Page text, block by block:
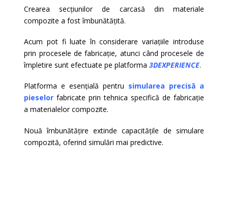
Crearea secțiunilor de carcasă din materiale
compozite a fost îmbunătățită.
Acum pot fi luate în considerare variațiile introduse
prin procesele de fabricație, atunci când procesele de
împletire sunt efectuate pe platforma3DEXPERIENCE.
Platforma e esențială pentru simularea precisă a
pieselor fabricate prin tehnica specifică de fabricație
a materialelor compozite.
Nouă îmbunătățire extinde capacitățile de simulare
compozită, oferind simulări mai predictive.